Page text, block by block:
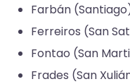
Farbán
Ferreiros (San
Fontao (San
Frades (San